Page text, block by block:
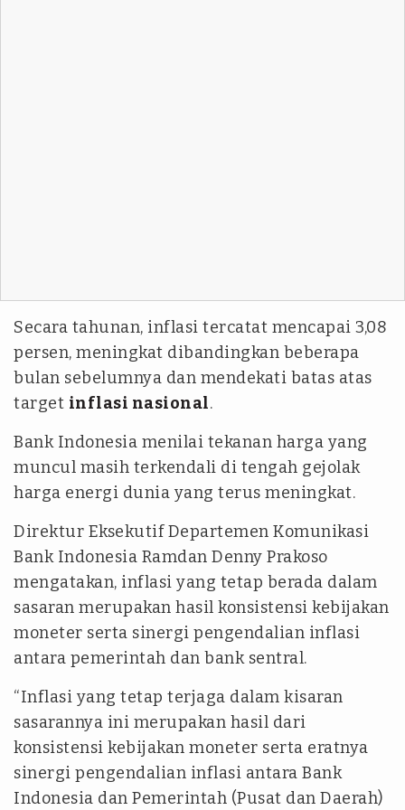
Secara tahunan, inflasi tercatat mencapai 3,08
persen, meningkat dibandingkan beberapa
bulan sebelumnya dan mendekati batas atas
target inflasi nasional.
Bank Indonesia menilai tekanan harga yang
muncul masih terkendali di tengah gejolak
harga energi dunia yang terus meningkat.
Direktur Eksekutif Departemen Komunikasi
Bank Indonesia Ramdan Denny Prakoso
mengatakan, inflasi yang tetap berada dalam
sasaran merupakan hasil konsistensi kebijakan
moneter serta sinergi pengendalian inflasi
antara pemerintah dan bank sentral.
“Inflasi yang tetap terjaga dalam kisaran
sasarannya ini merupakan hasil dari
konsistensi kebijakan moneter serta eratnya
sinergi pengendalian inflasi antara Bank
Indonesia dan Pemerintah (Pusat dan Daerah)